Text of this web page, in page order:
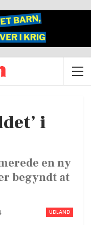
i
en ny
begyndt at
UDLAND